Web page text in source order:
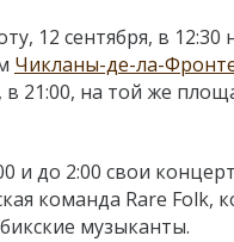
12 сентября, в
Чикланы-де-ла-
в 21:00, на той же
и до 2:00 свои
команда Rare Folk,
музыканты.